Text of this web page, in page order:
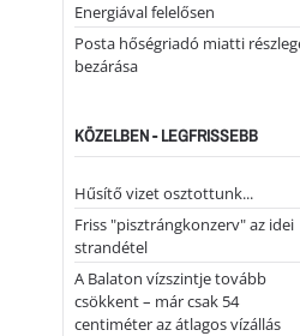
Energiával felelősen
Posta hőségriadó miatti
bezárása
KÖZELBEN - LEGFRISSEBB
Hűsítő vizet osztottunk...
Friss "pisztrángkonzerv" az idei
strandétel
A Balaton vízszintje tovább
csökkent – már csak 54
centiméter az átlagos vízállás